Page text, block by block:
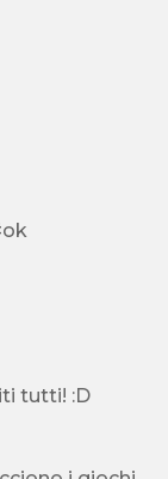
;) #ok
tutti! :D